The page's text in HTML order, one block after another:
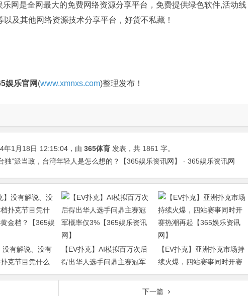
网是全网最大的免费网络资源分享平台，免费提供绿色软件,活动线
及其他网络资源技术分享平台，好货不私藏！
娱乐官网 (www.xmnxs.com)整理发布！
年1月18日 12:15:04 ，由 365体育 发表，共 1861 字。
独”派当政，台湾年轻人是怎么想的？【365娱乐资讯网】 - 365娱乐资讯网
没有解说、没有
克节目凭什么
档？【365娱乐
【EV扑克】AI模拟百万次后
得出华人选手问鼎主赛冠军
概率仅3%【365娱乐资讯
【EV扑克】亚洲扑克市场持
续火爆，四站赛事同时开赛
热潮再起【365娱乐资讯网】
下一篇